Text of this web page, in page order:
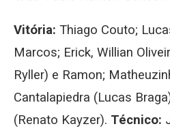
Vitória: Thiago Couto;
Marcos; Erick, Willian
Ryller) e Ramon;
Cantalapiedra (Lucas
(Renato Kayzer). Técnico: